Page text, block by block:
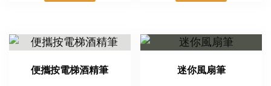
便攜按電梯酒精筆 迷你風扇筆